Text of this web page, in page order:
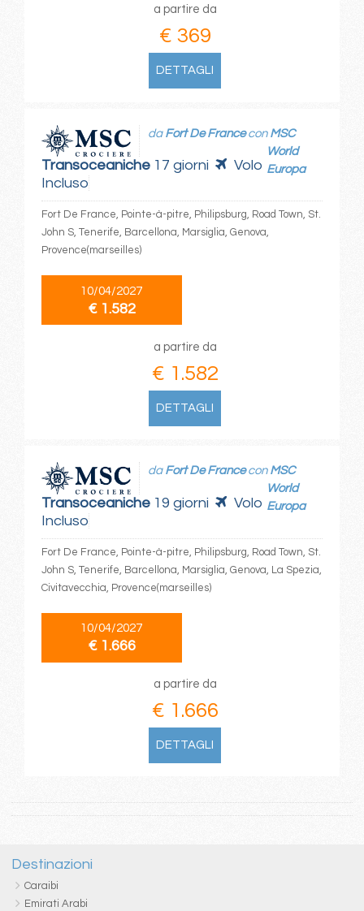
a partire da
€ 369
DETTAGLI
Transoceaniche17 giorni
Volo
Incluso
da Fort De Francecon MSC
World
Europa
Fort De France, Pointe-à-pitre, Philipsburg, Road Town, St.
John S, Tenerife, Barcellona, Marsiglia, Genova,
Provence(marseilles)
10/04/2027
€ 1.582
a partire da
€ 1.582
DETTAGLI
Transoceaniche19 giorni
Volo
Incluso
da Fort De Francecon MSC
World
Europa
Fort De France, Pointe-à-pitre, Philipsburg, Road Town, St.
John S, Tenerife, Barcellona, Marsiglia, Genova, La Spezia,
Civitavecchia, Provence(marseilles)
10/04/2027
€ 1.666
a partire da
€ 1.666
DETTAGLI
Destinazioni
Caraibi
Emirati Arabi